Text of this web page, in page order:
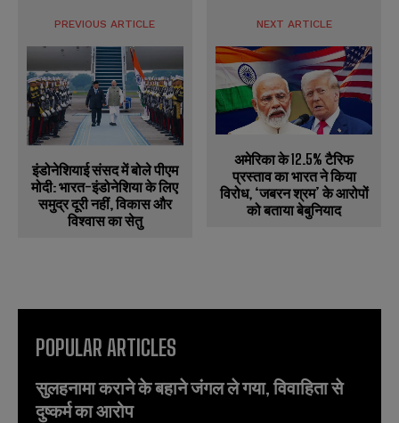
PREVIOUS ARTICLE
इंडोनेशियाई संसद में बोले पीएम
मोदी: भारत-इंडोनेशिया के लिए
समुद्र दूरी नहीं, विकास और
विश्वास का सेतु
NEXT ARTICLE
अमेरिका के 12.5% टैरिफ
प्रस्ताव का भारत ने किया
विरोध, ‘जबरन श्रम’ के आरोपों
को बताया बेबुनियाद
POPULAR ARTICLES
सुलहनामा कराने के बहाने जंगल ले गया, विवाहिता से
दुष्कर्म का आरोप